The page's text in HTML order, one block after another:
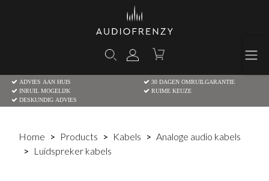
ADVIES AAN HUIS
30 DAGEN OMRUILGARANTIE
INRUIL MOGELIJK
RUIME KEUZE
DESKUNDIG ADVIES
Home Products Kabels
Analoge audio kabels
Luidspreker kabels